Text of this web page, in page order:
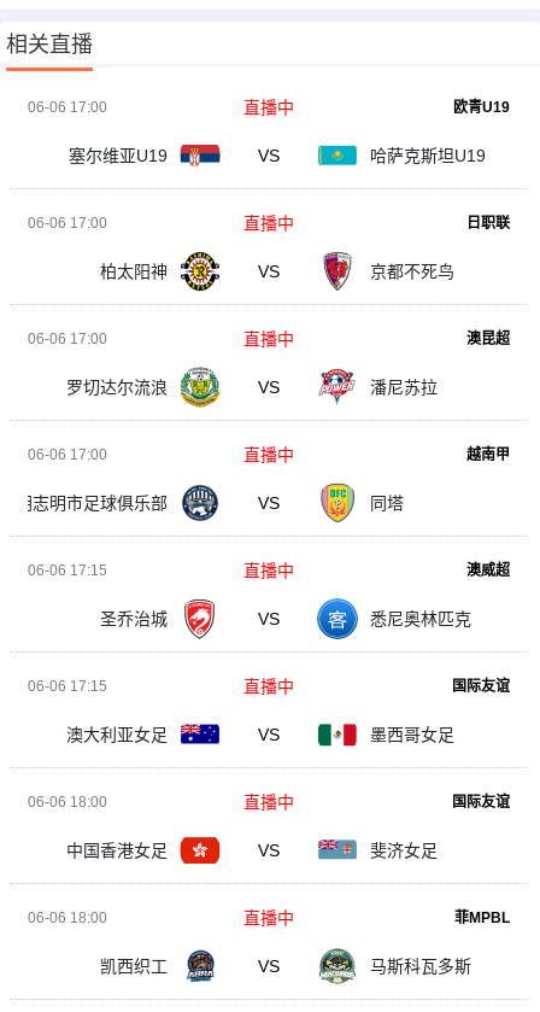
相关直播
06-06 17:00 欧青U19
塞尔维亚U19 VS 哈萨克斯坦U19
直播中
06-06 17:00 日职联
柏太阳神 VS 京都不死鸟
直播中
06-06 17:00 澳昆超
罗切达尔流浪 VS 潘尼苏拉
直播中
06-06 17:00 越南甲
胡志明市足球俱乐部 VS 同塔
直播中
06-06 17:15 澳威超
圣乔治城 VS 悉尼奥林匹克
直播中
06-06 17:15 国际友谊
澳大利亚女足 VS 墨西哥女足
直播中
06-06 18:00 国际友谊
中国香港女足 VS 斐济女足
直播中
06-06 18:00 菲MPBL
凯西织工 VS 马斯科瓦多斯
直播中